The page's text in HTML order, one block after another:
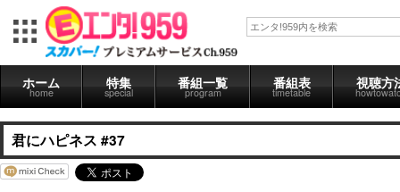
ホーム
home
特集
special
番組一覧
program
番組表
timetable
視聴方
君にハピネス #37